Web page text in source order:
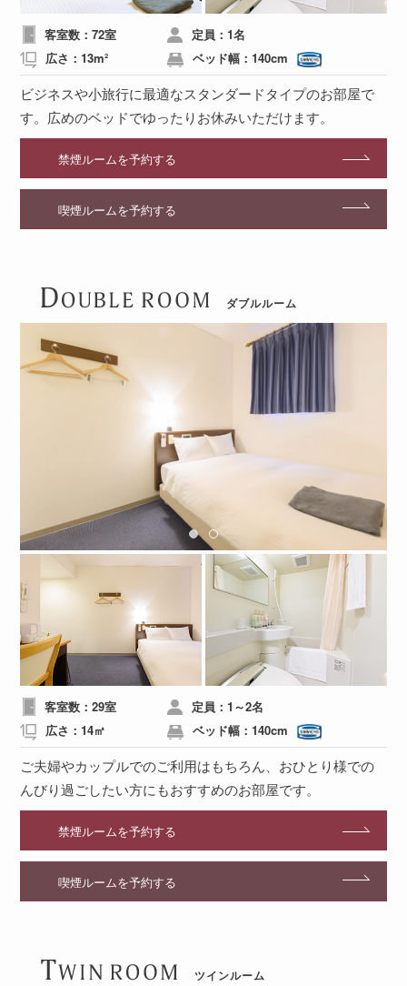
客室数：72室
定員：1名
広さ：13m²
ベッド幅：140cm
ビジネスや小旅行に最適なスタンダードタイプのお部屋で
す。 広めのベッドでゆったりお休みいただけます。
禁煙ルームを予約する
喫煙ルームを予約する
客室数：29室
定員：1～2名
広さ：14㎡
ベッド幅：140cm
ご夫婦やカップルでのご利用はもちろん、 おひとり様での
んびり過ごしたい方にもおすすめのお部屋です。
禁煙ルームを予約する
喫煙ルームを予約する